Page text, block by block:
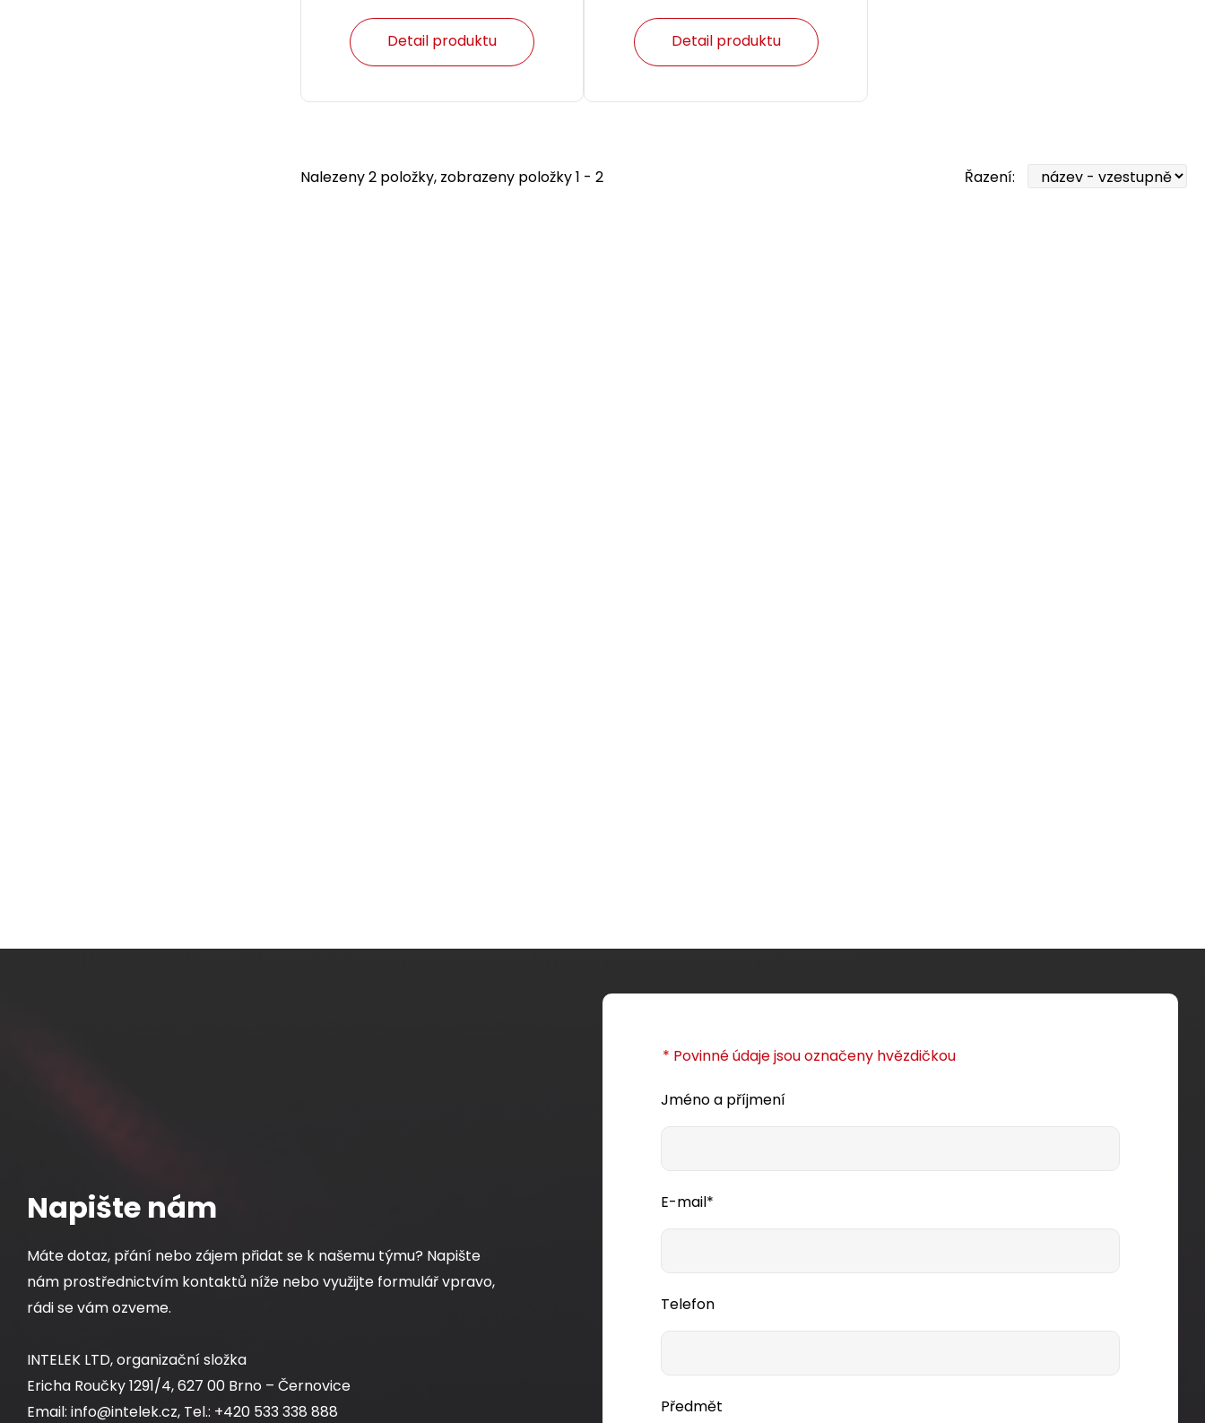
Detail produktu Detail produktu
Nalezeny 2 položky, zobrazeny položky 1 - 2 Řazení:
Napište nám
Máte dotaz, přání nebo zájem přidat se k našemu týmu? Napište
nám prostřednictvím kontaktů níže nebo využijte formulář vpravo,
rádi se vám ozveme.
INTELEK LTD, organizační složka
Ericha Roučky 1291/4, 627 00 Brno – Černovice
Email: info@intelek.cz, Tel.: +420 533 338 888
* Povinné údaje jsou označeny hvězdičkou
Jméno a příjmení
E-mail*
Telefon
Předmět